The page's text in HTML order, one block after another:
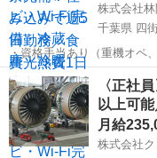
株式会社林
千葉県 四
・資格手当あり（重機オペ
支援あり ・日…
千葉 千葉市 四街道
〈正社
以上可
月給
株式会社